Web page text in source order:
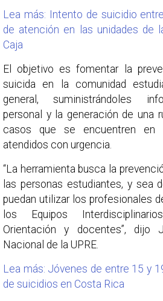
Lea más: Intento de suicidio
de atención en las unidades de
Caja
El objetivo es fomentar la
suicida en la comunidad
general, suministrándoles
personal y la generación de una
casos que se encuentren en
atendidos con urgencia.
“La herramienta busca la
las personas estudiantes, y sea
puedan utilizar los profesionales
los Equipos
Orientación y docentes”, dijo
Nacional de la UPRE.
Lea más: Jóvenes de entre 15 y
de suicidios en Costa Rica